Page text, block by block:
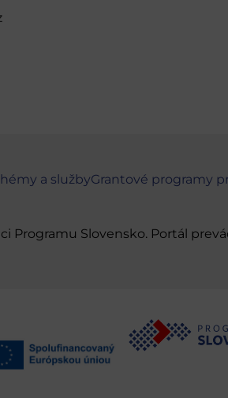
a službyGrantové programy
Programu Slovensko. Portál